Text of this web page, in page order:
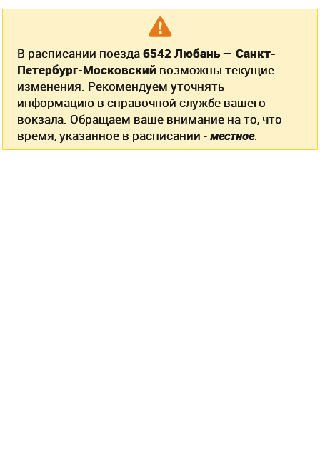
В расписании поезда6542 Любань — Санкт-
Петербург-Московский возможны текущие
изменения. Рекомендуем уточнять
информацию в справочной службе вашего
вокзала. Обращаем ваше внимание на то, что
время, указанное в расписании -местное.